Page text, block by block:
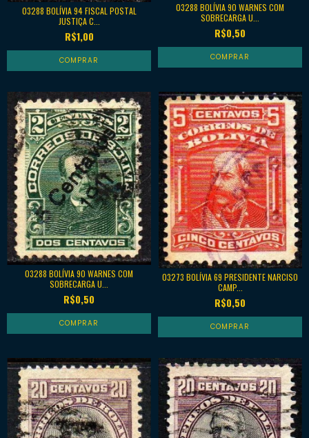
03288 BOLÍVIA 94 FISCAL POSTAL
JUSTIÇA C...
R$1,00
03288 BOLÍVIA 90 WARNES COM
SOBRECARGA U...
R$0,50
03288 BOLÍVIA 90 WARNES COM
SOBRECARGA U...
R$0,50
03273 BOLÍVIA 69 PRESIDENTE NARCISO
CAMP...
R$0,50